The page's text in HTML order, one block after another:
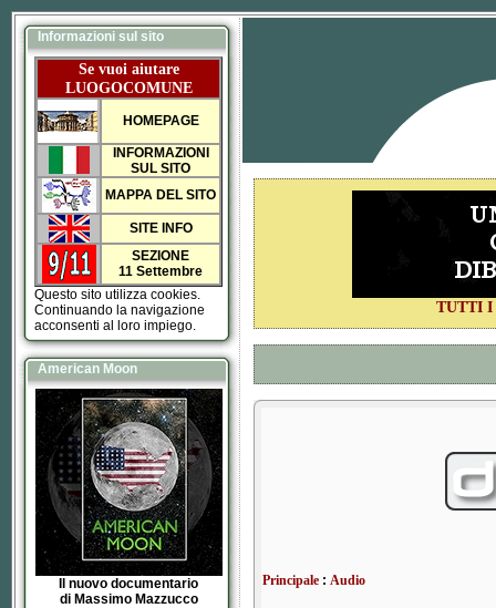
Informazioni sul sito
Se vuoi aiutare
LUOGOCOMUNE
HOMEPAGE
INFORMAZIONI
SUL SITO
MAPPA DEL SITO
SITE INFO
SEZIONE
11 Settembre
Questo sito utilizza cookies.
Continuando la navigazione
acconsenti al loro impiego.
American Moon
Il nuovo documentario
di Massimo Mazzucco
TUTTI I
Principale : Audio